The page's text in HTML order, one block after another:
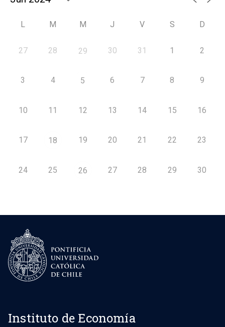
L M M J V S D
27 28 29 30 31 1 2
3 4 5 6 7 8 9
10 11 12 13 14 15 16
17 18 19 20 21 22 23
24 25 26 27 28 29 30
Instituto de Economía